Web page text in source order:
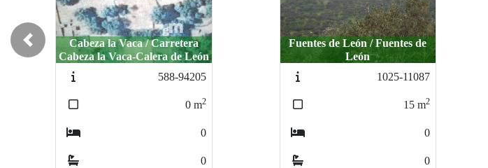
Fuentes de León / Fuentes de
León
1025-11087
15m2
0
0
Segura de León / Segura de
León
1236-99997
69m2
1
0
Previous